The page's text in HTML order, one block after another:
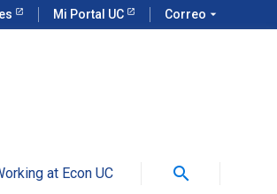
Mi Portal UC Correo arrow_drop_down
at Econ UC search